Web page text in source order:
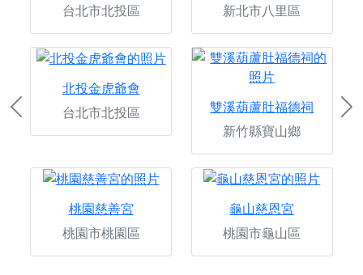
台北市北投區
新北市八里區
北投金虎爺會
台北市北投區
雙溪葫蘆肚福德祠
新竹縣寶山鄉
桃園慈善宮
桃園市桃園區
龜山慈恩宮
桃園市龜山區
Previous